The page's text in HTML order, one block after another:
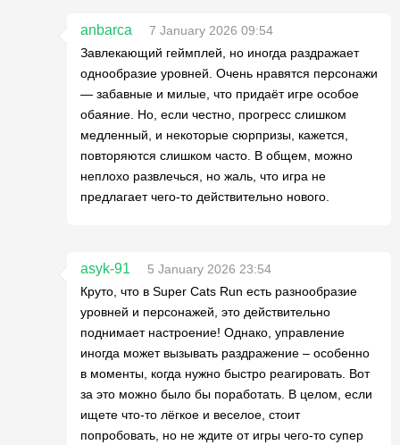
anbarca
7 January 2026 09:54
Завлекающий геймплей, но иногда раздражает
однообразие уровней. Очень нравятся персонажи
— забавные и милые, что придаёт игре особое
обаяние. Но, если честно, прогресс слишком
медленный, и некоторые сюрпризы, кажется,
повторяются слишком часто. В общем, можно
неплохо развлечься, но жаль, что игра не
предлагает чего-то действительно нового.
asyk-91
5 January 2026 23:54
Круто, что в Super Cats Run есть разнообразие
уровней и персонажей, это действительно
поднимает настроение! Однако, управление
иногда может вызывать раздражение – особенно
в моменты, когда нужно быстро реагировать. Вот
за это можно было бы поработать. В целом, если
ищете что-то лёгкое и веселое, стоит
попробовать, но не ждите от игры чего-то супер